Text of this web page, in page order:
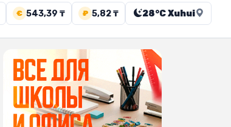
€ 543,39 ₸ ₽ 5,82 ₸ 28°C Xuhui